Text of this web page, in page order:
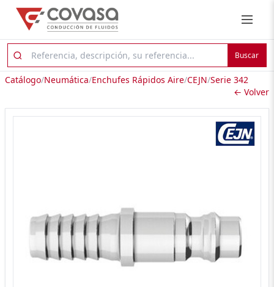
Buscar
Catálogo/Neumática/Enchufes Rápidos Aire/CEJN/Serie 342
← Volver